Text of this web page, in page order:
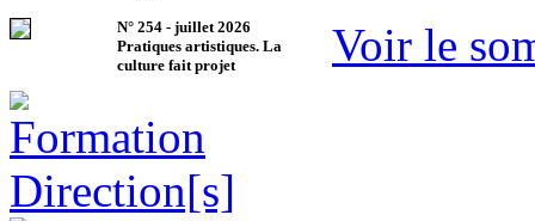
N° 254 - juillet 2026
Pratiques artistiques. La
culture fait projet
Voir le